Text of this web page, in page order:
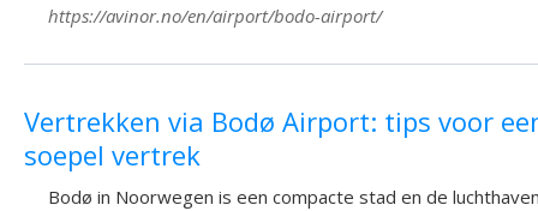
https://avinor.no/en/airport/bodo-airport/
Vertrekken via Bodø Airport: tips voor
soepel vertrek
Bodø in Noorwegen is een compacte stad en de